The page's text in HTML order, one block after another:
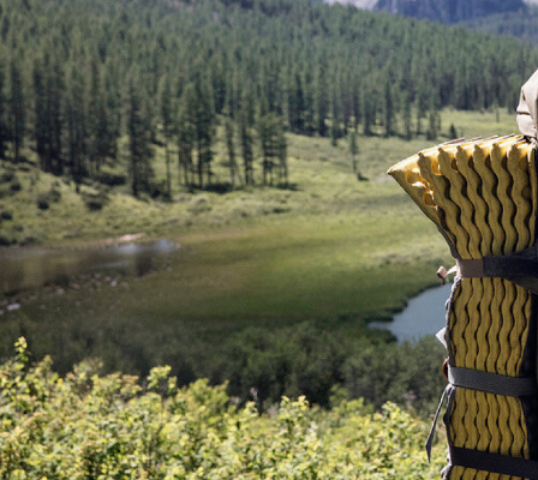
Дневник
Магазин
Контакты
ГалереяОтзывыFAQ